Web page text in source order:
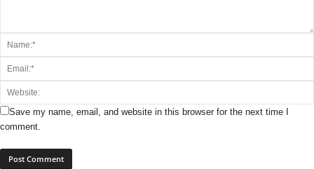
Save my name, email, and website in this browser for the next time I
comment.